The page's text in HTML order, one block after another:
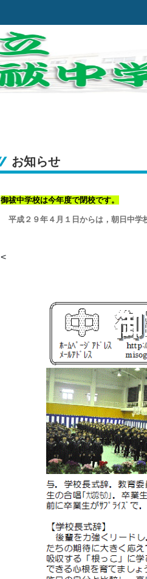
お知らせ
御祓中学校は今年度で閉校です。
平成２９年４月１日からは，朝日中学
<